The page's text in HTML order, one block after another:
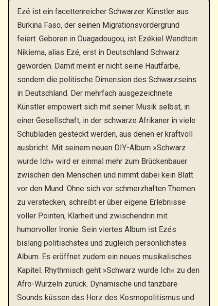
Ezé ist ein facettenreicher Schwarzer Künstler aus
Burkina Faso, der seinen Migrationsvordergrund
feiert. Geboren in Ouagadougou, ist Ezékiel Wendtoin
Nikiema, alias Ezé, erst in Deutschland Schwarz
geworden. Damit meint er nicht seine Hautfarbe,
sondern die politische Dimension des Schwarzseins
in Deutschland. Der mehrfach ausgezeichnete
Künstler empowert sich mit seiner Musik selbst, in
einer Gesellschaft, in der schwarze Afrikaner in viele
Schubladen gesteckt werden, aus denen er kraftvoll
ausbricht. Mit seinem neuen DIY-Album »Schwarz
wurde Ich« wird er einmal mehr zum Brückenbauer
zwischen den Menschen und nimmt dabei kein Blatt
vor den Mund: Ohne sich vor schmerzhaften Themen
zu verstecken, schreibt er über eigene Erlebnisse
voller Pointen, Klarheit und zwischendrin mit
humorvoller Ironie. Sein viertes Album ist Ezés
bislang politischstes und zugleich persönlichstes
Album. Es eröffnet zudem ein neues musikalisches
Kapitel. Rhythmisch geht »Schwarz wurde Ich« zu den
Afro-Wurzeln zurück. Dynamische und tanzbare
Sounds küssen das Herz des Kosmopolitismus und